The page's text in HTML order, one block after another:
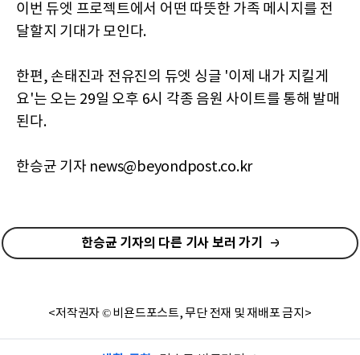
이번 듀엣 프로젝트에서 어떤 따뜻한 가족 메시지를 전
달할지 기대가 모인다.
한편, 손태진과 전유진의 듀엣 싱글 '이제 내가 지킬게
요'는 오는 29일 오후 6시 각종 음원 사이트를 통해 발매
된다.
한승균 기자 news@beyondpost.co.kr
한승균 기자의 다른 기사 보러 가기
<저작권자 © 비욘드포스트, 무단 전재 및 재배포 금지>